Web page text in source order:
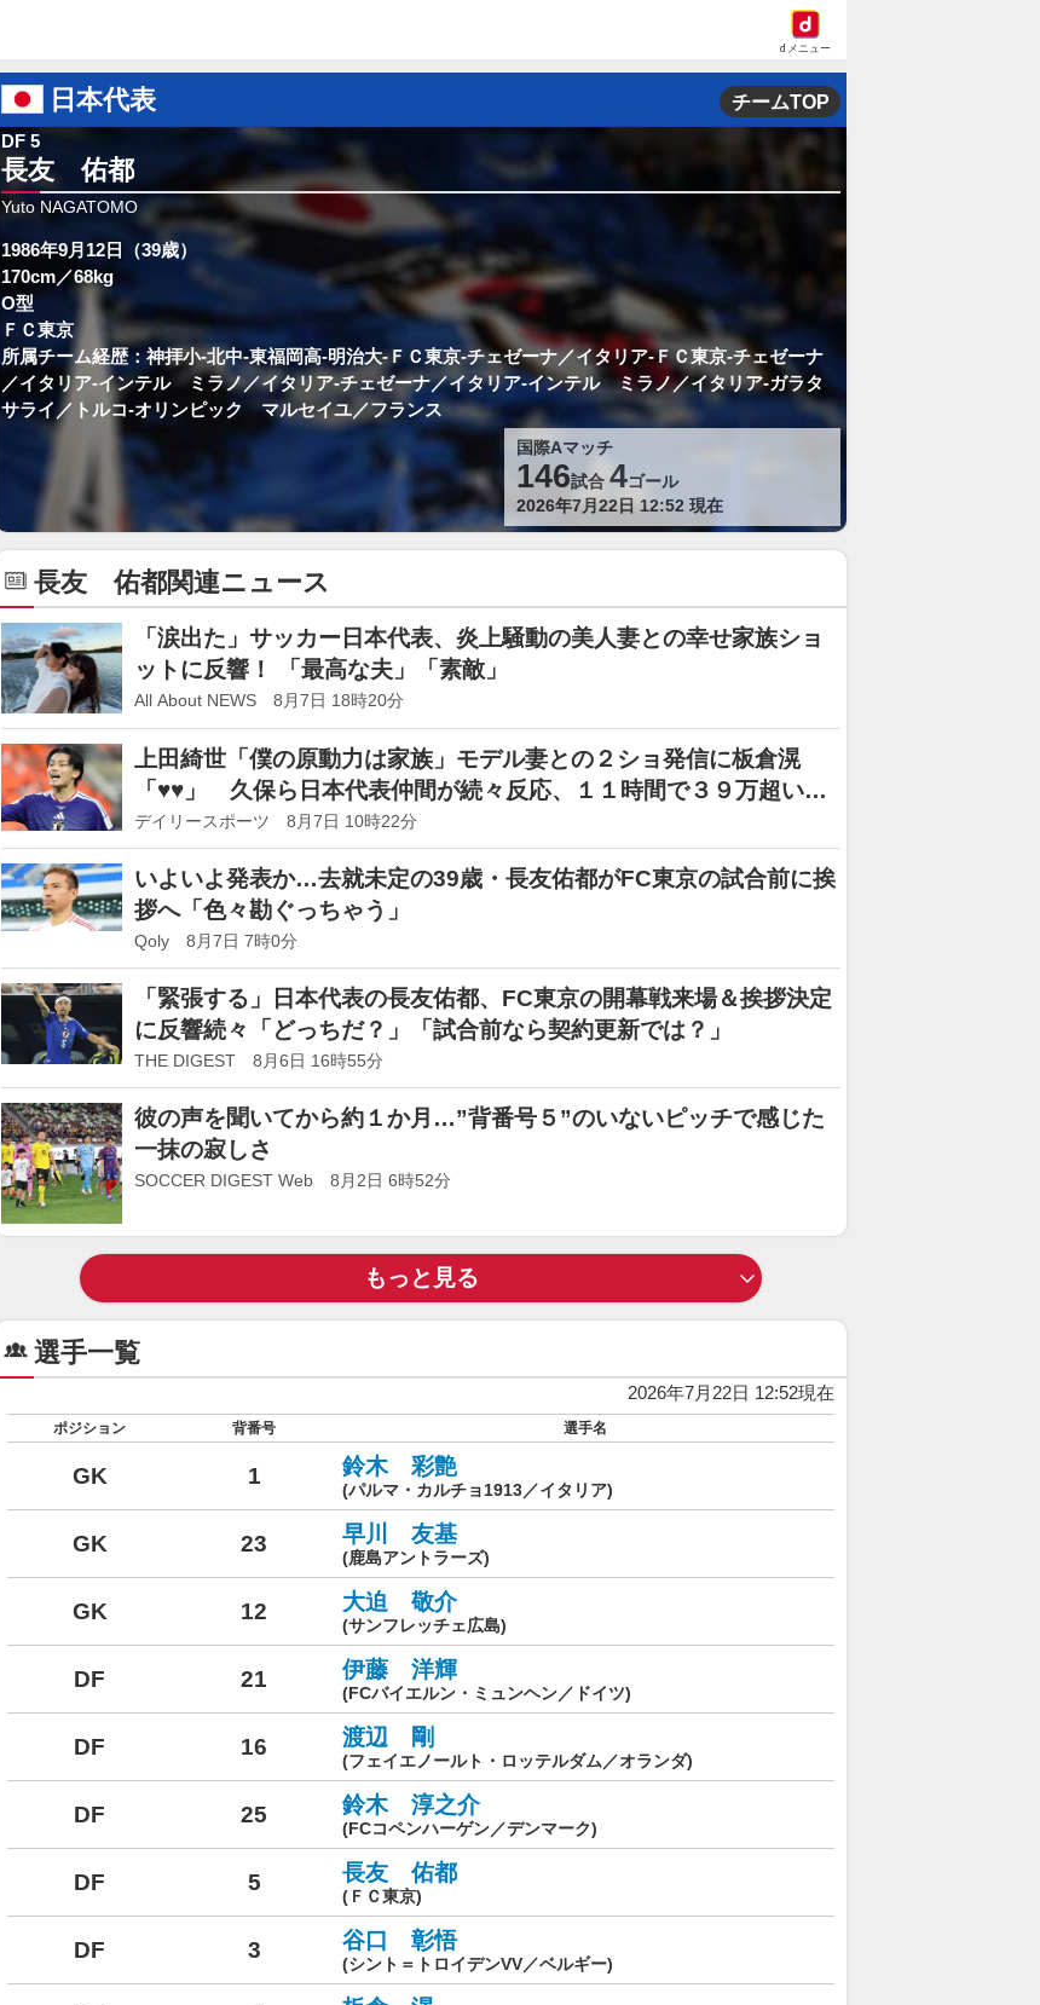
dメニュー
日本代表 チームTOP
DF 5
長友 佑都
Yuto NAGATOMO
1986年9月12日（39歳）
170cm／68kg
O型
ＦＣ東京
所属チーム経歴：神拝小-北中-東福岡高-明治大-ＦＣ東京-チェゼーナ／イタリア-ＦＣ東京-チェゼーナ
／イタリア-インテル ミラノ／イタリア-チェゼーナ／イタリア-インテル ミラノ／イタリア-ガラタ
サライ／トルコ-オリンピック マルセイユ／フランス
国際Aマッチ
146試合4ゴール
2026年7月22日 12:52 現在
長友 佑都関連ニュース
「涙出た」サッカー日本代表、炎上騒動の美人妻との幸せ家族ショ
ットに反響！ 「最高な夫」「素敵」
All About NEWS 8月7日 18時20分
上田綺世「僕の原動力は家族」モデル妻との２ショ発信に板倉滉
「♥♥」 久保ら日本代表仲間が続々反応、１１時間で３９万超いい
ね！反響に
デイリースポーツ 8月7日 10時22分
いよいよ発表か…去就未定の39歳・長友佑都がFC東京の試合前に挨
拶へ「色々勘ぐっちゃう」
Qoly 8月7日 7時0分
「緊張する」日本代表の長友佑都、FC東京の開幕戦来場＆挨拶決定
に反響続々「どっちだ？」「試合前なら契約更新では？」
THE DIGEST 8月6日 16時55分
彼の声を聞いてから約１か月…”背番号５”のいないピッチで感じた
一抹の寂しさ
SOCCER DIGEST Web 8月2日 6時52分
もっと見る
選手一覧
2026年7月22日 12:52現在
ポジション 背番号 選手名
GK 1 鈴木 彩艶
(パルマ・カルチョ1913／イタリア)
GK 23 早川 友基
(鹿島アントラーズ)
GK 12 大迫 敬介
(サンフレッチェ広島)
DF 21 伊藤 洋輝
(FCバイエルン・ミュンヘン／ドイツ)
DF 16 渡辺 剛
(フェイエノールト・ロッテルダム／オランダ)
DF 25 鈴木 淳之介
(FCコペンハーゲン／デンマーク)
DF 5 長友 佑都
(ＦＣ東京)
DF 3 谷口 彰悟
(シント＝トロイデンVV／ベルギー)